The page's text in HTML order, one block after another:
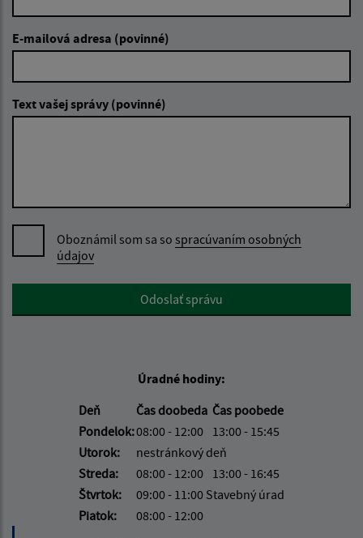
E-mailová adresa (povinné)
Text vašej správy (povinné)
Oboznámil som sa so spracúvaním osobných
údajov
Google reCaptcha ResponseOdoslať správu
Úradné hodiny:
Deň
Čas doobeda Čas poobede
Pondelok:08:00 - 12:00 13:00 - 15:45
Utorok:
nestránkový deň
Streda:
08:00 - 12:00 13:00 - 16:45
Štvrtok:
09:00 - 11:00 Stavebný úrad
Piatok:
08:00 - 12:00